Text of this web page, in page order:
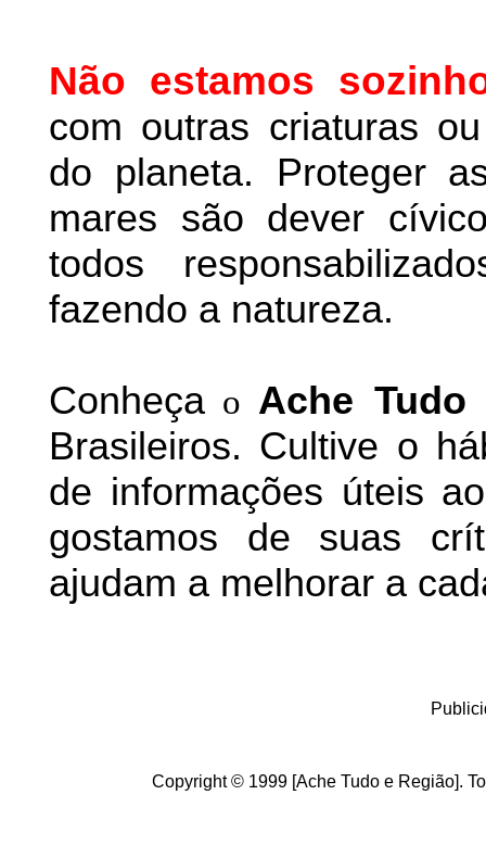
Não estamos
com outras criaturas
do planeta. Proteger
mares são dever
todos
fazendo a natureza.
Conheça o Ache Tudo
Brasileiros. Cultive o
de informações úteis
gostamos de suas
ajudam a melhorar a
Copyright © 1999 [Ache Tudo e Região].